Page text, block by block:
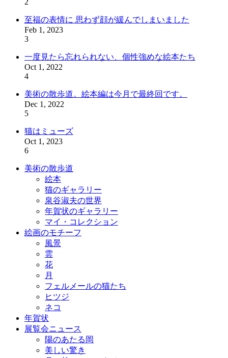
2
至福の表情に 思わず顔が緩んでしまいました
Feb 1, 2023
3
一度見たら忘れられない、個性強めな絵本たち
Oct 1, 2022
4
美術の散歩道。絵本編は今月で最終回です。
Dec 1, 2022
5
猫はミューズ
Oct 1, 2023
6
美術の散歩道
絵本
猫のギャラリー
泉谷淑夫の世界
年賀状のギャラリー
マイ・コレクション
絵画のモチーフ
風景
雲
花
月
フェルメールの猫たち
ヒツジ
ネコ
年賀状
展覧会ニュース
陽のあたる岡
美しい驚き